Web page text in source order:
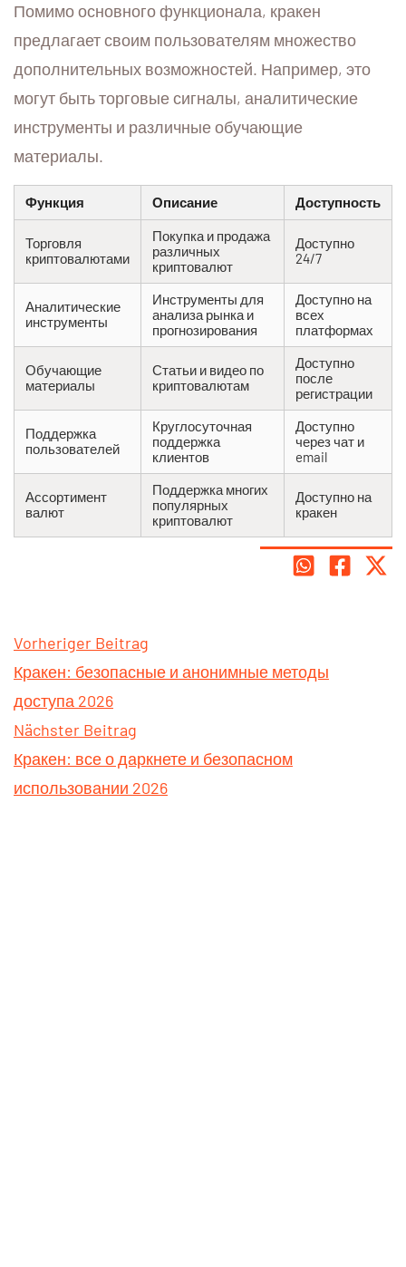
Помимо основного функционала, кракен
предлагает своим пользователям множество
дополнительных возможностей. Например, это
могут быть торговые сигналы, аналитические
инструменты и различные обучающие
материалы.
Функция Описание Доступность
Торговля
криптовалютами
Покупка и продажа
различных
криптовалют
Доступно
24/7
Аналитические
инструменты
Инструменты для
анализа рынка и
прогнозирования
Доступно на
всех
платформах
Обучающие
материалы
Статьи и видео по
криптовалютам
Доступно
после
регистрации
Поддержка
пользователей
Круглосуточная
поддержка
клиентов
Доступно
через чат и
email
Ассортимент
валют
Поддержка многих
популярных
криптовалют
Доступно на
кракен
Vorheriger Beitrag
Кракен: безопасные и анонимные методы
доступа 2026
Nächster Beitrag
Кракен: все о даркнете и безопасном
использовании 2026